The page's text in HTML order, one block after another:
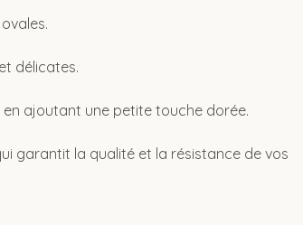
délicates.
en ajoutant une petite touche dorée.
garantit la qualité et la résistance de vos